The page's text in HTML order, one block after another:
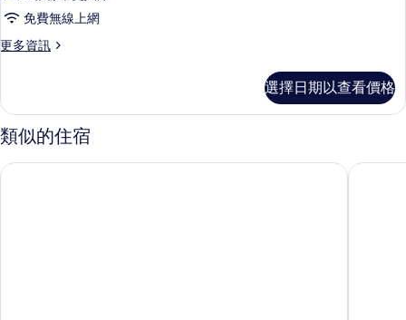
四
房
所
有
相
片
免費無線上網
更多資訊
更
四
人
房
詳
選擇日期以查看價格
類似的住宿
瑞穗鄉 山鄰山